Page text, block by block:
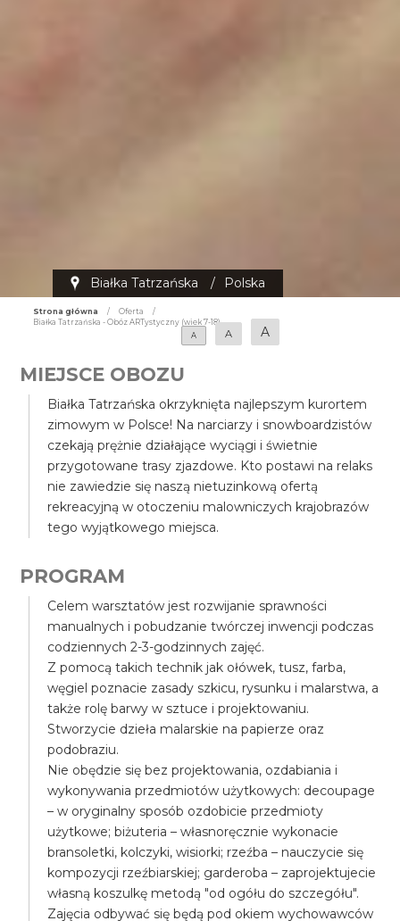
Białka Tatrzańska / Polska
Strona główna / Oferta
/
Białka Tatrzańska - Obóz ARTystyczny (wiek 7-18)
A
A A
MIEJSCE OBOZU
Białka Tatrzańska okrzyknięta najlepszym kurortem
zimowym w Polsce! Na narciarzy i snowboardzistów
czekają prężnie działające wyciągi i świetnie
przygotowane trasy zjazdowe. Kto postawi na relaks
nie zawiedzie się naszą nietuzinkową ofertą
rekreacyjną w otoczeniu malowniczych krajobrazów
tego wyjątkowego miejsca.
PROGRAM
Celem warsztatów jest rozwijanie sprawności
manualnych i pobudzanie twórczej inwencji podczas
codziennych 2-3-godzinnych zajęć.
Z pomocą takich technik jak ołówek, tusz, farba,
węgiel poznacie zasady szkicu, rysunku i malarstwa, a
także rolę barwy w sztuce i projektowaniu.
Stworzycie dzieła malarskie na papierze oraz
podobraziu.
Nie obędzie się bez projektowania, ozdabiania i
wykonywania przedmiotów użytkowych: decoupage
– w oryginalny sposób ozdobicie przedmioty
użytkowe; biżuteria – własnoręcznie wykonacie
bransoletki, kolczyki, wisiorki; rzeźba – nauczycie się
kompozycji rzeźbiarskiej; garderoba – zaprojektujecie
własną koszulkę metodą "od ogółu do szczegółu".
Zajęcia odbywać się będą pod okiem wychowawców